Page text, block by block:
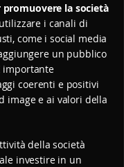
la società
i canali di
come i social media
un pubblico
importante
coerenti e positivi
image e ai valori della
della società
investire in un